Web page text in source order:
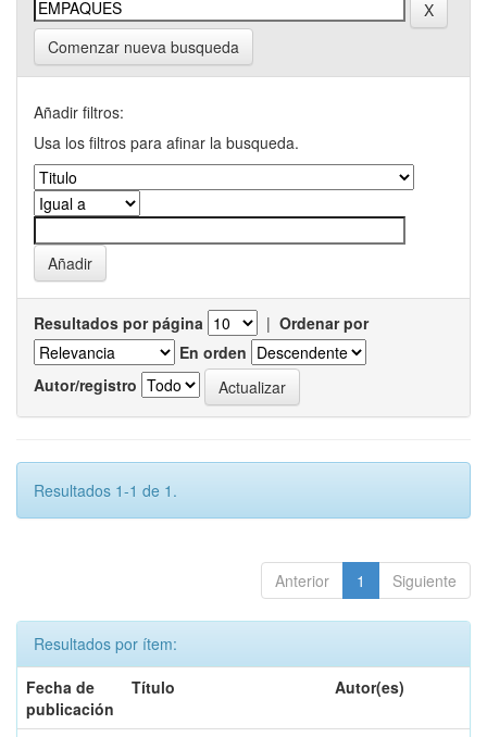
Comenzar nueva busqueda
Añadir filtros:
Usa los filtros para afinar la busqueda.
Resultados por página | Ordenar por
En orden
Autor/registro
Resultados 1-1 de 1.
Anterior 1 Siguiente
Resultados por ítem:
Fecha de
publicación
Título Autor(es)